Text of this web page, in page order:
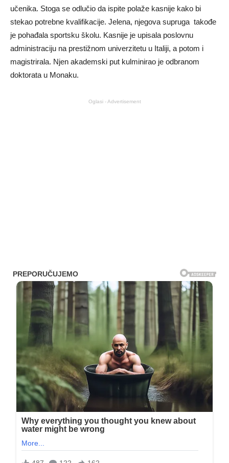
učenika. Stoga se odlučio da ispite polaže kasnije kako bi
stekao potrebne kvalifikacije. Jelena, njegova supruga takođe
je pohađala sportsku školu. Kasnije je upisala poslovnu
administraciju na prestižnom univerzitetu u Italiji, a potom i
magistrirala. Njen akademski put kulminirao je odbranom
doktorata u Monaku.
Oglasi - Advertisement